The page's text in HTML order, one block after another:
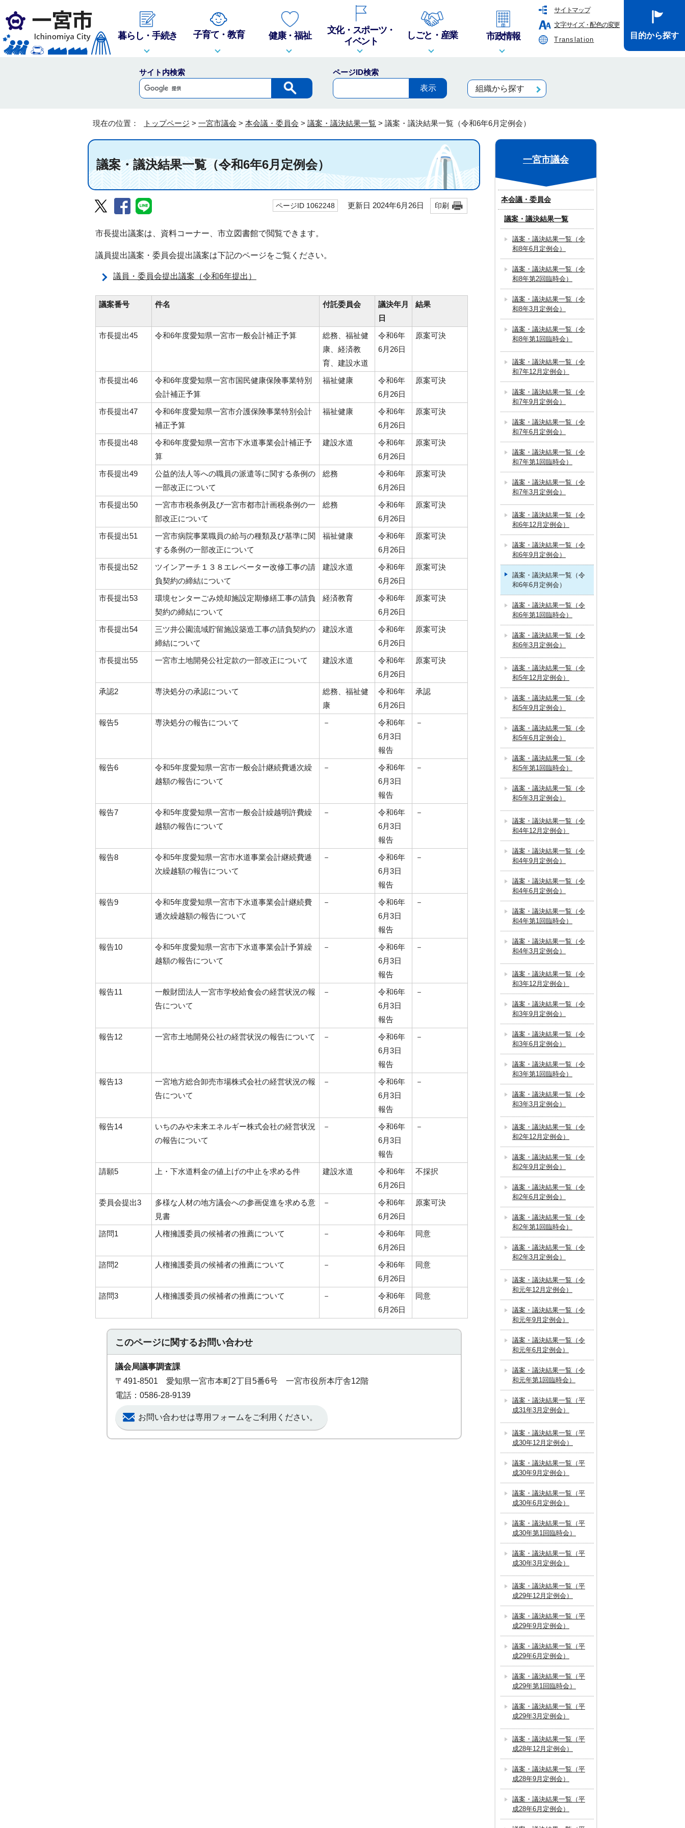
サイトマップ
文字サイズ・配色の変更
Translation
暮らし・手続き 子育て・教育 健康・福祉
文化・スポーツ・
イベント
しごと・産業 市政情報 目的から探す
サイト内検索
ページID検索
組織から探す
現在の位置： トップページ > 一宮市議会 > 本会議・委員会 > 議案・議決結果一覧 > 議案・議決結果一覧（令和6年6月定例会）
議案・議決結果一覧（令和6年6月定例会）
ページID 1062248 更新日 2024年6月26日 印刷
市長提出議案は、資料コーナー、市立図書館で閲覧できます。
議員提出議案・委員会提出議案は下記のページをご覧ください。
議員・委員会提出議案（令和6年提出）
議案番号 件名 付託委員会
議決年月
日
結果
市長提出45 令和6年度愛知県一宮市一般会計補正予算
総務、福祉健
康、経済教
育、建設水道
令和6年
6月26日
原案可決
市長提出46
令和6年度愛知県一宮市国民健康保険事業特別
会計補正予算
福祉健康
令和6年
6月26日
原案可決
市長提出47
令和6年度愛知県一宮市介護保険事業特別会計
補正予算
福祉健康
令和6年
6月26日
原案可決
市長提出48
令和6年度愛知県一宮市下水道事業会計補正予
算
建設水道
令和6年
6月26日
原案可決
市長提出49
公益的法人等への職員の派遣等に関する条例の
一部改正について
総務
令和6年
6月26日
原案可決
市長提出50
一宮市市税条例及び一宮市都市計画税条例の一
部改正について
総務
令和6年
6月26日
原案可決
市長提出51
一宮市病院事業職員の給与の種類及び基準に関
する条例の一部改正について
福祉健康
令和6年
6月26日
原案可決
市長提出52
ツインアーチ１３８エレベーター改修工事の請
負契約の締結について
建設水道
令和6年
6月26日
原案可決
市長提出53
環境センターごみ焼却施設定期修繕工事の請負
契約の締結について
経済教育
令和6年
6月26日
原案可決
市長提出54
三ツ井公園流域貯留施設築造工事の請負契約の
締結について
建設水道
令和6年
6月26日
原案可決
市長提出55 一宮市土地開発公社定款の一部改正について 建設水道
令和6年
6月26日
原案可決
承認2 専決処分の承認について
総務、福祉健
康
令和6年
6月26日
承認
報告5 専決処分の報告について －
令和6年
6月3日
報告
－
報告6
令和5年度愛知県一宮市一般会計継続費逓次繰
越額の報告について
－
令和6年
6月3日
報告
－
報告7
令和5年度愛知県一宮市一般会計繰越明許費繰
越額の報告について
－
令和6年
6月3日
報告
－
報告8
令和5年度愛知県一宮市水道事業会計継続費逓
次繰越額の報告について
－
令和6年
6月3日
報告
－
報告9
令和5年度愛知県一宮市下水道事業会計継続費
逓次繰越額の報告について
－
令和6年
6月3日
報告
－
報告10
令和5年度愛知県一宮市下水道事業会計予算繰
越額の報告について
－
令和6年
6月3日
報告
－
報告11
一般財団法人一宮市学校給食会の経営状況の報
告について
－
令和6年
6月3日
報告
－
報告12 一宮市土地開発公社の経営状況の報告について －
令和6年
6月3日
報告
－
報告13
一宮地方総合卸売市場株式会社の経営状況の報
告について
－
令和6年
6月3日
報告
－
報告14
いちのみや未来エネルギー株式会社の経営状況
の報告について
－
令和6年
6月3日
報告
－
請願5 上・下水道料金の値上げの中止を求める件 建設水道
令和6年
6月26日
不採択
委員会提出3
多様な人材の地方議会への参画促進を求める意
見書
－
令和6年
6月26日
原案可決
諮問1 人権擁護委員の候補者の推薦について －
令和6年
6月26日
同意
諮問2 人権擁護委員の候補者の推薦について －
令和6年
6月26日
同意
諮問3 人権擁護委員の候補者の推薦について －
令和6年
6月26日
同意
このページに関するお問い合わせ
議会局議事調査課
〒491-8501 愛知県一宮市本町2丁目5番6号 一宮市役所本庁舎12階
電話：0586-28-9139
お問い合わせは専用フォームをご利用ください。
一宮市議会
本会議・委員会
議案・議決結果一覧
議案・議決結果一覧（令
和8年6月定例会）
議案・議決結果一覧（令
和8年第2回臨時会）
議案・議決結果一覧（令
和8年3月定例会）
議案・議決結果一覧（令
和8年第1回臨時会）
議案・議決結果一覧（令
和7年12月定例会）
議案・議決結果一覧（令
和7年9月定例会）
議案・議決結果一覧（令
和7年6月定例会）
議案・議決結果一覧（令
和7年第1回臨時会）
議案・議決結果一覧（令
和7年3月定例会）
議案・議決結果一覧（令
和6年12月定例会）
議案・議決結果一覧（令
和6年9月定例会）
議案・議決結果一覧（令
和6年6月定例会）
議案・議決結果一覧（令
和6年第1回臨時会）
議案・議決結果一覧（令
和6年3月定例会）
議案・議決結果一覧（令
和5年12月定例会）
議案・議決結果一覧（令
和5年9月定例会）
議案・議決結果一覧（令
和5年6月定例会）
議案・議決結果一覧（令
和5年第1回臨時会）
議案・議決結果一覧（令
和5年3月定例会）
議案・議決結果一覧（令
和4年12月定例会）
議案・議決結果一覧（令
和4年9月定例会）
議案・議決結果一覧（令
和4年6月定例会）
議案・議決結果一覧（令
和4年第1回臨時会）
議案・議決結果一覧（令
和4年3月定例会）
議案・議決結果一覧（令
和3年12月定例会）
議案・議決結果一覧（令
和3年9月定例会）
議案・議決結果一覧（令
和3年6月定例会）
議案・議決結果一覧（令
和3年第1回臨時会）
議案・議決結果一覧（令
和3年3月定例会）
議案・議決結果一覧（令
和2年12月定例会）
議案・議決結果一覧（令
和2年9月定例会）
議案・議決結果一覧（令
和2年6月定例会）
議案・議決結果一覧（令
和2年第1回臨時会）
議案・議決結果一覧（令
和2年3月定例会）
議案・議決結果一覧（令
和元年12月定例会）
議案・議決結果一覧（令
和元年9月定例会）
議案・議決結果一覧（令
和元年6月定例会）
議案・議決結果一覧（令
和元年第1回臨時会）
議案・議決結果一覧（平
成31年3月定例会）
議案・議決結果一覧（平
成30年12月定例会）
議案・議決結果一覧（平
成30年9月定例会）
議案・議決結果一覧（平
成30年6月定例会）
議案・議決結果一覧（平
成30年第1回臨時会）
議案・議決結果一覧（平
成30年3月定例会）
議案・議決結果一覧（平
成29年12月定例会）
議案・議決結果一覧（平
成29年9月定例会）
議案・議決結果一覧（平
成29年6月定例会）
議案・議決結果一覧（平
成29年第1回臨時会）
議案・議決結果一覧（平
成29年3月定例会）
議案・議決結果一覧（平
成28年12月定例会）
議案・議決結果一覧（平
成28年9月定例会）
議案・議決結果一覧（平
成28年6月定例会）